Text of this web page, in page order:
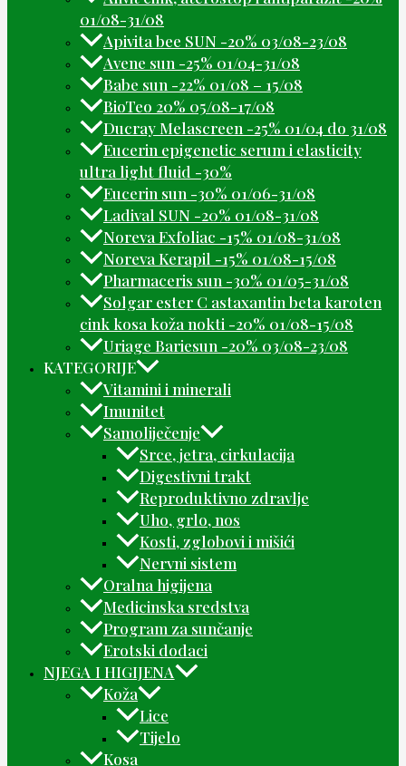
01/08-31/08
Apivita bee SUN -20% 03/08-23/08
Avene sun -25% 01/04-31/08
Babe sun -22% 01/08 – 15/08
BioTeo 20% 05/08-17/08
Ducray Melascreen -25% 01/04 do 31/08
Eucerin epigenetic serum i elasticity
ultra light fluid -30%
Eucerin sun -30% 01/06-31/08
Ladival SUN -20% 01/08-31/08
Noreva Exfoliac -15% 01/08-31/08
Noreva Kerapil -15% 01/08-15/08
Pharmaceris sun -30% 01/05-31/08
Solgar ester C astaxantin beta karoten
cink kosa koža nokti -20% 01/08-15/08
Uriage Bariesun -20% 03/08-23/08
KATEGORIJE
Vitamini i minerali
Imunitet
Samoliječenje
Srce, jetra, cirkulacija
Digestivni trakt
Reproduktivno zdravlje
Uho, grlo, nos
Kosti, zglobovi i mišići
Nervni sistem
Oralna higijena
Medicinska sredstva
Program za sunčanje
Erotski dodaci
NJEGA I HIGIJENA
Koža
Lice
Tijelo
Kosa